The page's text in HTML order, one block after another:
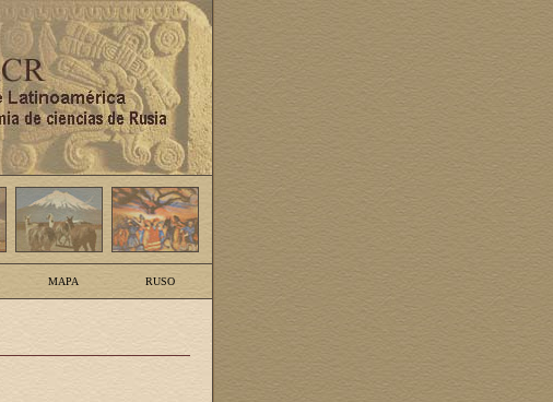
MAPA RUSO